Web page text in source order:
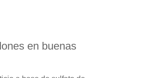
en buenas